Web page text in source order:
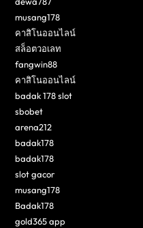
musang178
คาสิโนออนไลน์
สล็อตวอเลท
fangwin88
คาสิโนออนไลน์
badak 178 slot
sbobet
arena212
badak178
badak178
slot gacor
musang178
Badak178
gold365 app